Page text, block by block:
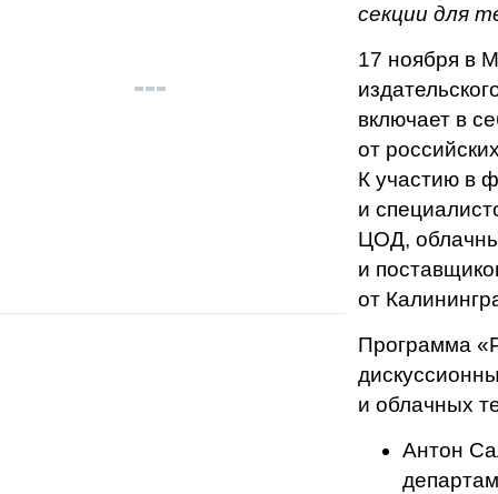
секции для
17 ноября в
включает в
от
К участию в
и
ЦОД,
и
от
Программа
и облачных
Антон